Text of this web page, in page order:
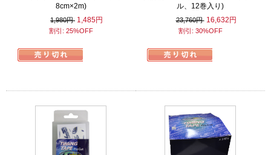
8cm×2m)
1,980円 1,485円
割引: 25%OFF
ル、12巻入り)
23,760円 16,632円
割引: 30%OFF